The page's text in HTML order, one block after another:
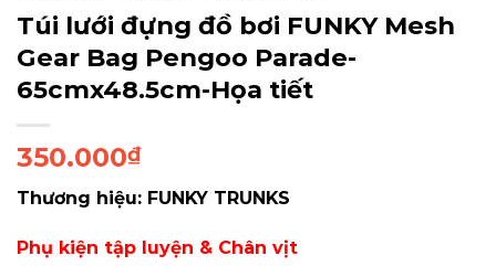
Túi lưới đựng đồ bơi FUNKY Mesh
Gear Bag Pengoo Parade-
65cmx48.5cm-Họa tiết
350.000₫
Thương hiệu: FUNKY TRUNKS
Phụ kiện tập luyện & Chân vịt